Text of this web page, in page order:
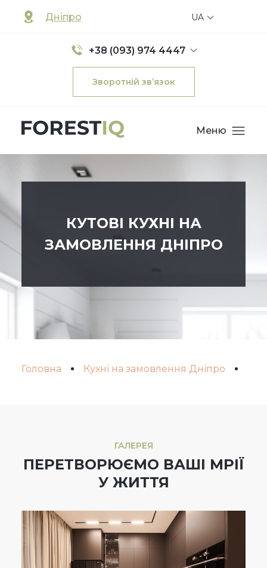
Дніпро
+38 (093) 974 4447
Зворотній зв’язок
UA
Меню
КУТОВІ КУХНІ НА
ЗАМОВЛЕННЯ ДНІПРО
Головна Кухні на замовлення Дніпро
ГАЛЕРЕЯ
ПЕРЕТВОРЮЄМО ВАШІ МРІЇ
У ЖИТТЯ